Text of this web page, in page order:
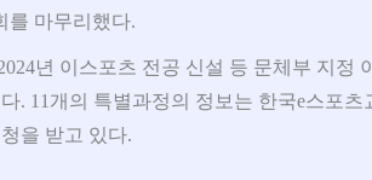
를 마무리했다.
년 이스포츠 전공 신설 등 문체부 지
. 11개의 특별과정의 정보는 한국e스포츠
을 받고 있다.